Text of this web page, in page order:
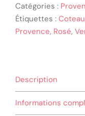
Coteaux
d'Aix-
en-
Rosé
Catégories :
Étiquettes :
Provence, Rosé,
Description
Informations